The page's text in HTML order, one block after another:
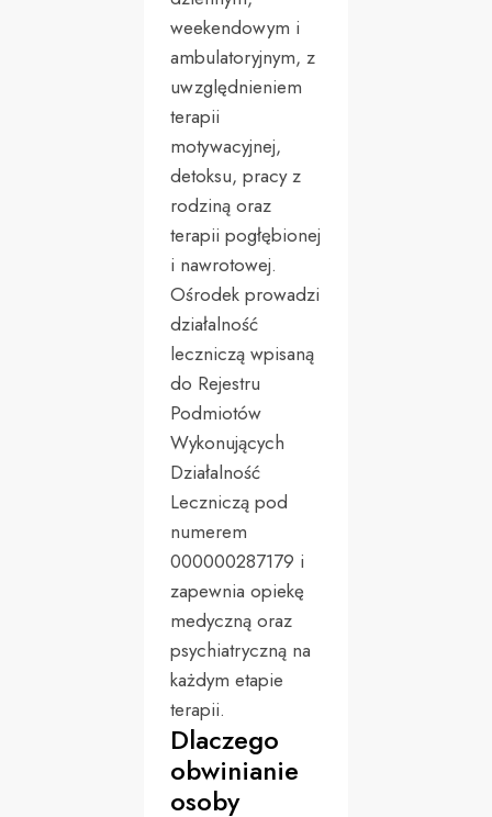
weekendowym i
ambulatoryjnym, z
uwzględnieniem
terapii
motywacyjnej,
detoksu, pracy z
rodziną oraz
terapii pogłębionej
i nawrotowej.
Ośrodek prowadzi
działalność
leczniczą wpisaną
do Rejestru
Podmiotów
Wykonujących
Działalność
Leczniczą pod
numerem
000000287179 i
zapewnia opiekę
medyczną oraz
psychiatryczną na
każdym etapie
terapii.
Dlaczego
obwinianie
osoby